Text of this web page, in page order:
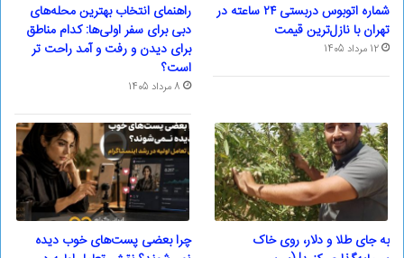
شماره اتوبوس دربستی ۲۴ ساعته در
تهران با نازل‌ترین قیمت
12 مرداد 1405
راهنمای انتخاب بهترین محله‌های
دبی برای سفر اولی‌ها: کدام مناطق
برای دیدن و رفت و آمد راحت تر
است؟
8 مرداد 1405
به جای طلا و دلار، روی خاک
چرا بعضی پست‌های خوب دیده